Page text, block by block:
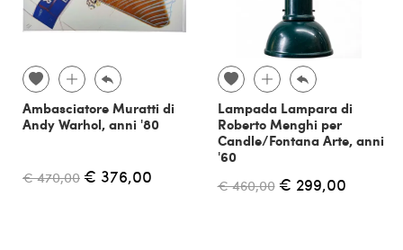
Ambasciatore Muratti di
Andy Warhol, anni '80
€ 470,00 € 376,00
Lampada Lampara di
Roberto Menghi per
Candle/Fontana Arte, anni
'60
€ 460,00 € 299,00